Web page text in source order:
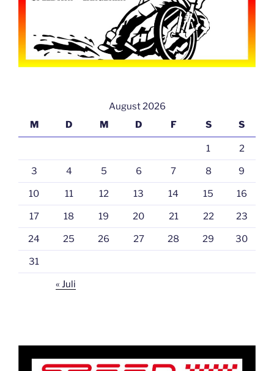
August 2026
M
D M D F S S
1 2
3 4 5 6 7 8 9
10 11 12 13 14 15 16
17 18 19 20 21 22 23
24 25 26 27 28 29 30
31
« Juli